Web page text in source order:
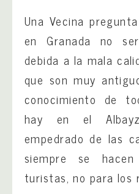
Una Vecina
en Granada no
debida a la mala
que son muy
conocimiento de
hay en el
empedrado de las
siempre se
turistas, no para los